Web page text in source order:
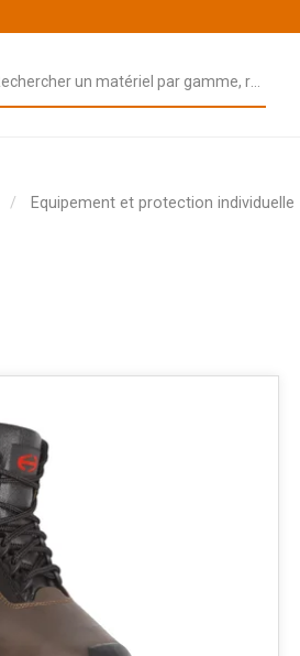
Equipement et protection individuelle